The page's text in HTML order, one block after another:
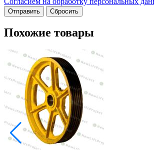
Сбросить
Похожие товары